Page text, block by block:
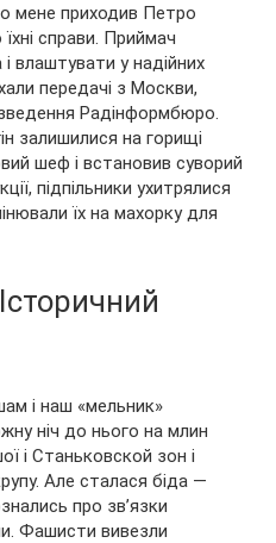
мене приходив Петро
справи. Приймач
влаштувати у надійних
передачі з Москви,
Радінформбюро.
залишилися на горищі
шеф і встановив суворий
підпільники ухитрялися
їх на махорку для
і наш «мельник»
ніч до нього на млин
і Станьковской зон і
Але сталася біда —
про зв’язки
Фашисти вивезли